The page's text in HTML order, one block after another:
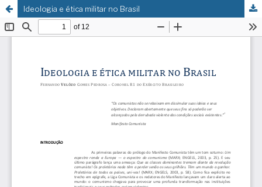
Ideologia e ética militar no Brasil